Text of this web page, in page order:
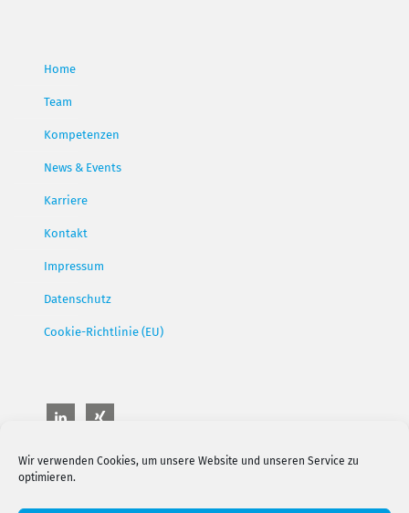
Wir verwenden Cookies, um unsere Website und unseren Service zu
optimieren.
Home
Team
Kompetenzen
News & Events
Karriere
Kontakt
Impressum
Datenschutz
Cookie-Richtlinie (EU)